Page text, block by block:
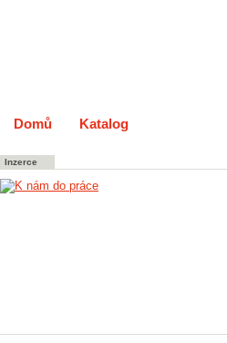
Domů Katalog
Inzerce